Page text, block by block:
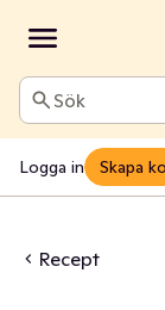
Sök
Logga in Skapa
Recept